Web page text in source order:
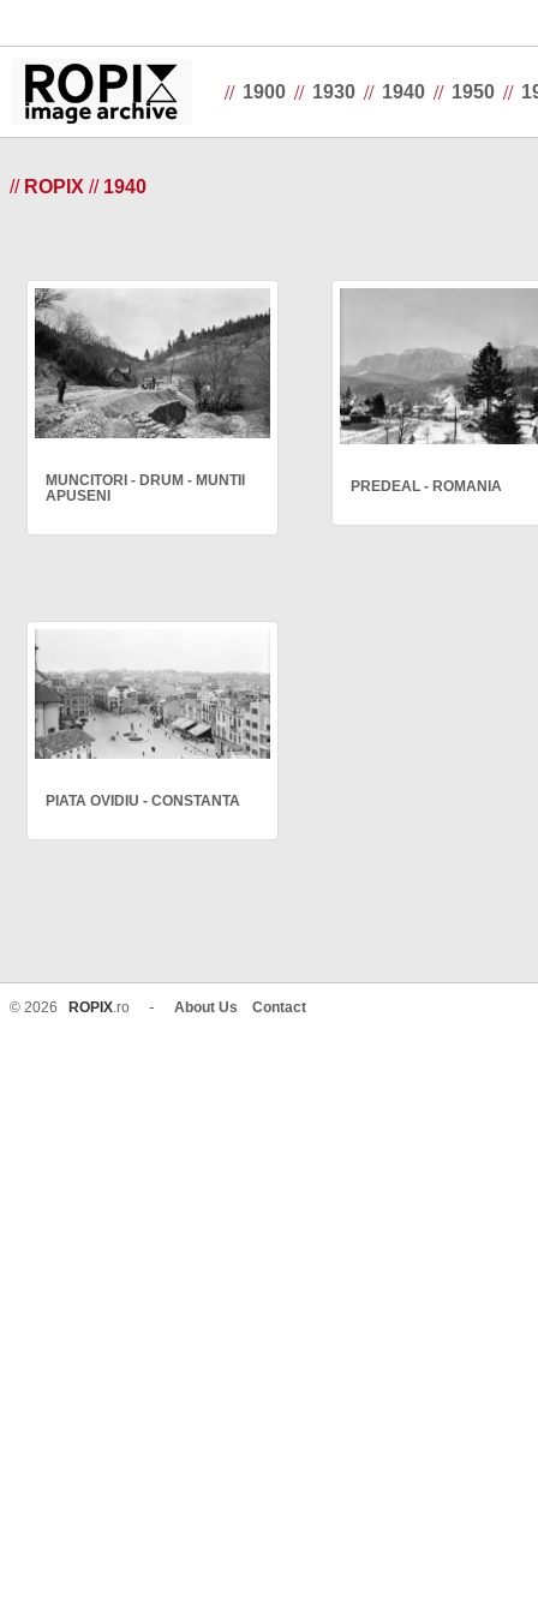
// 1900 // 1930 // 1940 // 1950 //
// ROPIX // 1940
MUNCITORI - DRUM - MUNTII
APUSENI
PREDEAL - ROMANIA
PIATA OVIDIU - CONSTANTA
© 2026 ROPIX.ro - About Us Contact